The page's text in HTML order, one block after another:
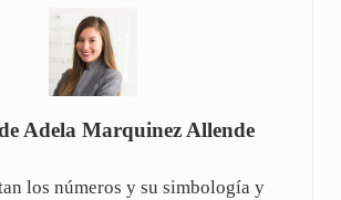
Adela Marquinez Allende
los números y su simbología y